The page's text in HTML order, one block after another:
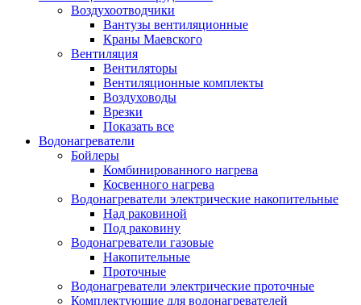
Воздухоотводчики
Вантузы вентиляционные
Краны Маевского
Вентиляция
Вентиляторы
Вентиляционные комплекты
Воздуховоды
Врезки
Показать все
Водонагреватели
Бойлеры
Комбинированного нагрева
Косвенного нагрева
Водонагреватели электрические накопительные
Над раковиной
Под раковину
Водонагреватели газовые
Накопительные
Проточные
Водонагреватели электрические проточные
Комплектующие для водонагревателей